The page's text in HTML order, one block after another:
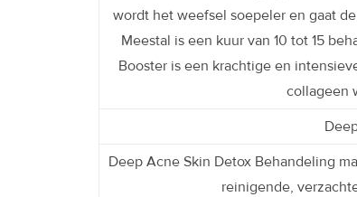
wordt het weefsel soepeler en gaat
Meestal is een kuur van 10 tot 15
Booster is een krachtige en
collageen
Deep Acne Skin Detox Behandeling
reinigende,